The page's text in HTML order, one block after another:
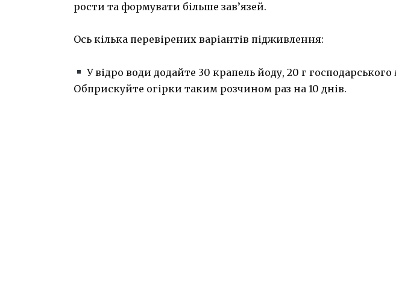
рости та формувати більше зав’язей.
Ось кілька перевірених варіантів підживлення:
У відро води додайте 30 крапель йоду, 20 г господарського
Обприскуйте огірки таким розчином раз на 10 днів.